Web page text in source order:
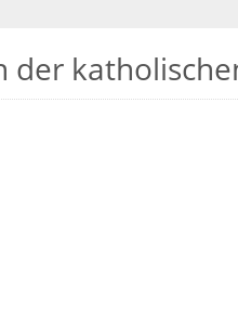
der